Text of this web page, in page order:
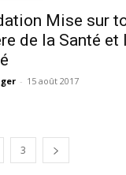
Mise sur
de la Santé et
- 15 août 2017
3